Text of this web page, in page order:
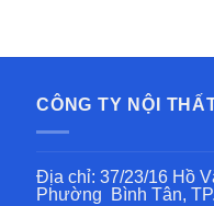
CÔNG TY NỘI
Địa chỉ: 37/23/16 Hồ
Phường Bình Tân,